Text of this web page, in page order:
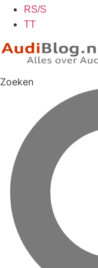
RS/S
TT
Zoeken